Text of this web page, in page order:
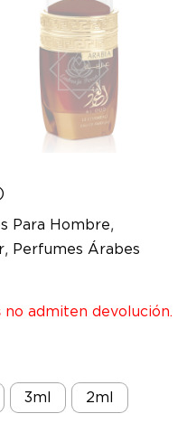
Para Hombre,
, Perfumes Árabes
no admiten devolución.
3ml 2ml